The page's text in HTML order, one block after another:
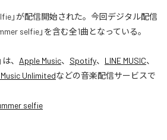
」が配信開始された。今回デジタル配信
selfie」を含む全1曲となっている。
」は、 Apple Music、 Spotify、 LINE MUSIC、
Unlimitedなどの音楽配信サービスで
selfie